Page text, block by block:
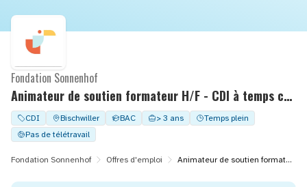
Animateur de soutien formateur H/F - CDI à temps complet - POLE TRAVAIL ADAPTEE
Fondation Sonnenhof
CDI Bischwiller BAC > 3 ans
Temps plein
Pas de télétravail
Fondation Sonnenhof Offres d'emploi Animateur de soutien formateur H/F - CDI à temps complet - POLE TRAVAIL ADAPTEE